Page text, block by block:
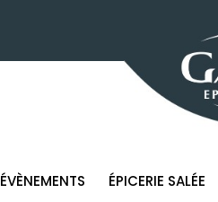
ÉVÈNEMENTS ÉPICERIE SALÉE